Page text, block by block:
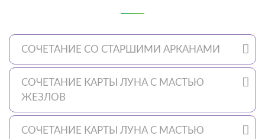
СОЧЕТАНИЕ СО СТАРШИМИ АРКАНАМИ
СОЧЕТАНИЕ КАРТЫ ЛУНА С МАСТЬЮ
ЖЕЗЛОВ
СОЧЕТАНИЕ КАРТЫ ЛУНА С МАСТЬЮ